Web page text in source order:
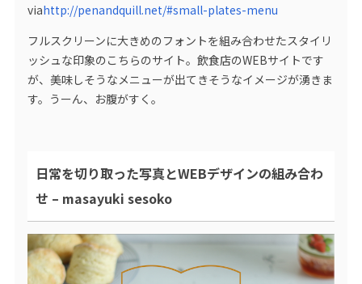
viahttp://penandquill.net/#small-plates-menu
フルスクリーンに大きめのフォントを組み合わせたスタイリ
ッシュな印象のこちらのサイト。飲食店のWEBサイトです
が、美味しそうなメニューが出てきそうなイメージが湧きま
す。うーん、お腹がすく。
日常を切り取った写真とWEBデザインの組み合わ
せ – masayuki sesoko